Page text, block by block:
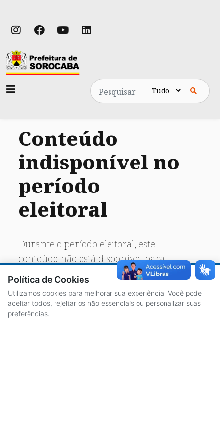
Pesquisa
Conteúdo
indisponível no
período
eleitoral
Durante o período eleitoral, este
conteúdo não está disponível para
acesso público.
Política de Cookies
Utilizamos cookies para melhorar sua experiência. Você pode
aceitar todos, rejeitar os não essenciais ou personalizar suas
preferências.